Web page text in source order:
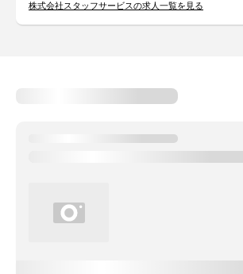
株式会社スタッフサービスの求人一覧を見る